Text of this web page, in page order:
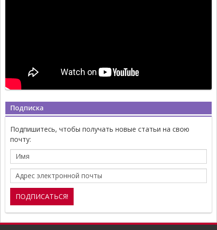
Подписка
Подпишитесь, чтобы получать новые статьи на свою
почту: